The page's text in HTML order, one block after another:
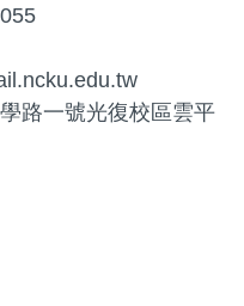
路一號光復校區雲平